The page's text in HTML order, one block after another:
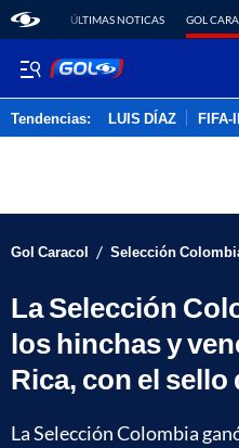
ÚLTIMAS NOTICAS GOL
Tendencias: LUIS DÍAZ FIFA-
Gol Caracol / Selección
La Selección
los hinchas y
Rica, con el sello
La Selección Colombia